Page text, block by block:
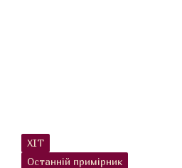
ХІТ
Останній примірник